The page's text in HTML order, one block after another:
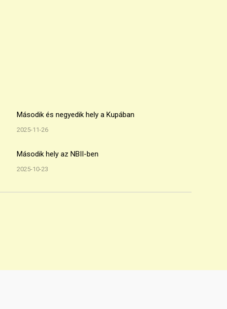
Második és negyedik hely a Kupában
2025-11-26
Második hely az NBII-ben
2025-10-23